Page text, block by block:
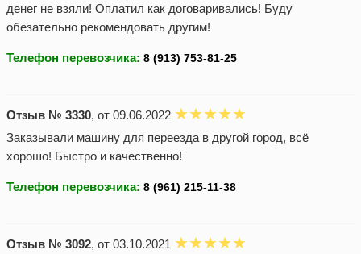
денег не взяли! Оплатил как договаривались! Буду
обезательно рекомендовать другим!
Телефон перевозчика:
Отзыв № 3330, от 09.06.2022
Заказывали машину для переезда в другой город, всё
хорошо! Быстро и качественно!
Телефон перевозчика:
Отзыв № 3092, от 03.10.2021